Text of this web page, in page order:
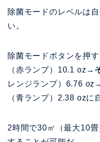
除菌モードのレベルは
い。
除菌モードボタンを押す
（赤ランプ）10.1 oz →
レンジランプ）6.76 oz
（青ランプ）2.38 ozに
2時間で30㎥（最大10